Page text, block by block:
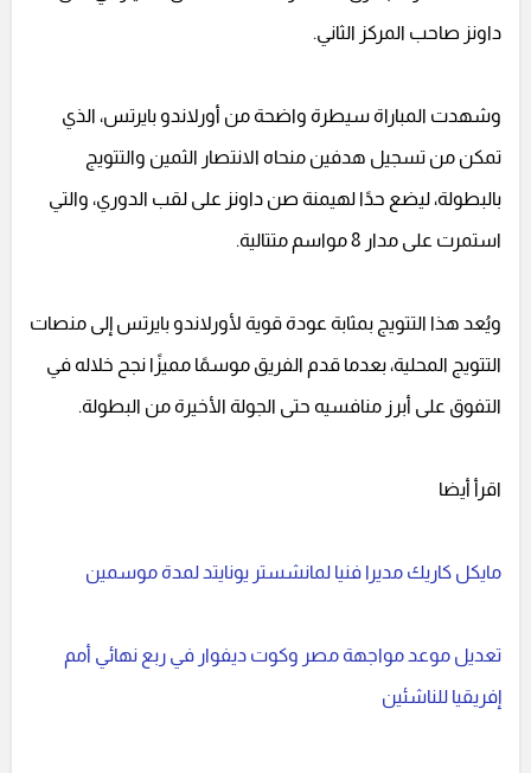
داونز صاحب المركز الثاني.
وشهدت المباراة سيطرة واضحة من أورلاندو بايرتس، الذي
تمكن من تسجيل هدفين منحاه الانتصار الثمين والتتويج
بالبطولة، ليضع حدًا لهيمنة صن داونز على لقب الدوري، والتي
استمرت على مدار 8 مواسم متتالية.
ويُعد هذا التتويج بمثابة عودة قوية لأورلاندو بايرتس إلى منصات
التتويج المحلية، بعدما قدم الفريق موسمًا مميزًا نجح خلاله في
التفوق على أبرز منافسيه حتى الجولة الأخيرة من البطولة.
اقرأ أيضا
مايكل كاريك مديرا فنيا لمانشستر يونايتد لمدة موسمين
تعديل موعد مواجهة مصر وكوت ديفوار في ربع نهائي أمم
إفريقيا للناشئين